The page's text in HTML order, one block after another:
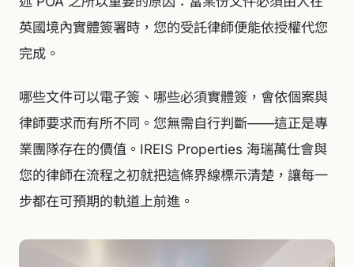
英國境內實體簽署時，您的受託律師便能依授權代您
完成。
哪些文件可以電子簽、哪些必須實體簽，會依個案與
律師要求而有所不同。您無需自行判斷——這正是專
業團隊存在的價值。IREIS Properties 海瑞萬仕會與
您的律師在流程之初就把這條界線標示清楚，讓每一
步都在可預期的軌道上前進。